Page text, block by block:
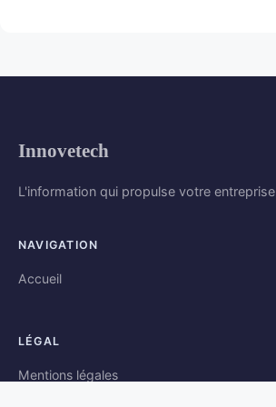
Innovetech
L'information qui propulse votre entreprise
NAVIGATION
Accueil
LÉGAL
Mentions légales